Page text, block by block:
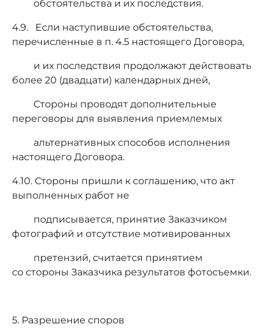
обстоятельства и их последствия.
4.9. Если наступившие обстоятельства,
перечисленные в п. 4.5 настоящего Договора,
и их последствия продолжают действовать
более 20 (двадцати) календарных дней,
Стороны проводят дополнительные
переговоры для выявления приемлемых
альтернативных способов исполнения
настоящего Договора.
4.10. Стороны пришли к соглашению, что акт
выполненных работ не
подписывается, принятие Заказчиком
фотографий и отсутствие мотивированных
претензий, считается принятием
со стороны Заказчика результатов фотосъемки.
5. Разрешение споров